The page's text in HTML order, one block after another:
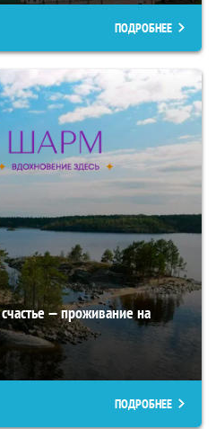
ПОДРОБНЕЕ
— проживание на
ПОДРОБНЕЕ